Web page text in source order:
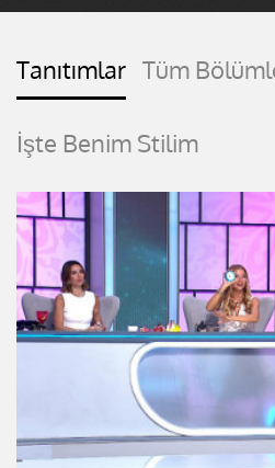
Tanıtımlar Tüm
İşte Benim Stilim